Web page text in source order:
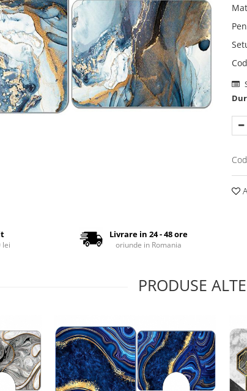
lei
Livrare in 24 - 48 ore
oriunde in Romania
PRODUSE